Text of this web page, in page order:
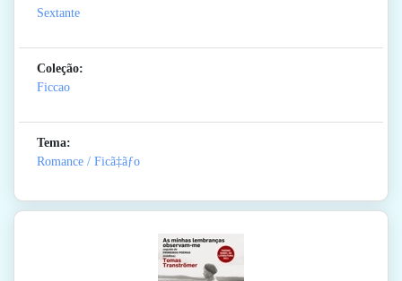
Sextante
Coleção:
Ficcao
Tema:
Romance / Ficã‡ãƒo